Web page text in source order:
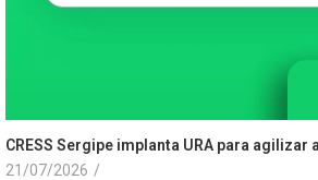
CRESS Sergipe implanta URA para
21/07/2026 /